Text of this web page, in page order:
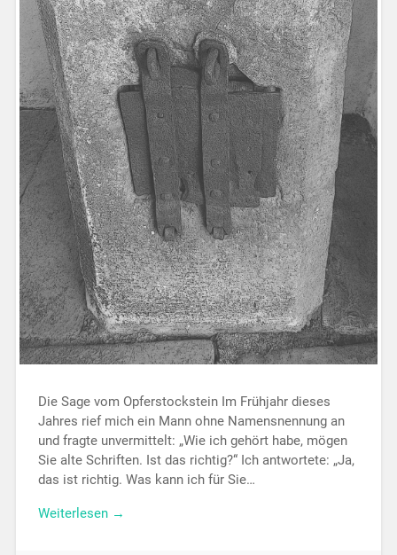
Die Sage vom Opferstockstein Im Frühjahr dieses
Jahres rief mich ein Mann ohne Namensnennung an
und fragte unvermittelt: „Wie ich gehört habe, mögen
Sie alte Schriften. Ist das richtig?“ Ich antwortete: „Ja,
das ist richtig. Was kann ich für Sie…
Weiterlesen →